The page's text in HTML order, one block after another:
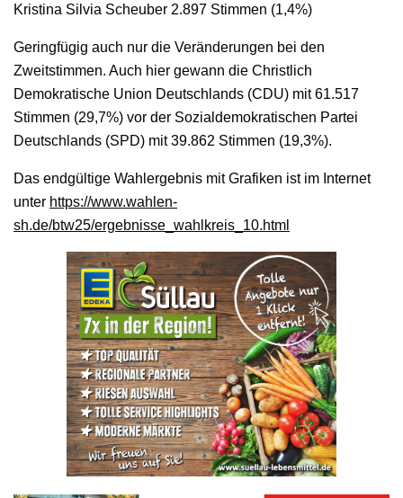
Kristina Silvia Scheuber 2.897 Stimmen (1,4%)
Geringfügig auch nur die Veränderungen bei den
Zweitstimmen. Auch hier gewann die Christlich
Demokratische Union Deutschlands (CDU) mit 61.517
Stimmen (29,7%) vor der Sozialdemokratischen Partei
Deutschlands (SPD) mit 39.862 Stimmen (19,3%).
Das endgültige Wahlergebnis mit Grafiken ist im Internet
unter https://www.wahlen-
sh.de/btw25/ergebnisse_wahlkreis_10.html